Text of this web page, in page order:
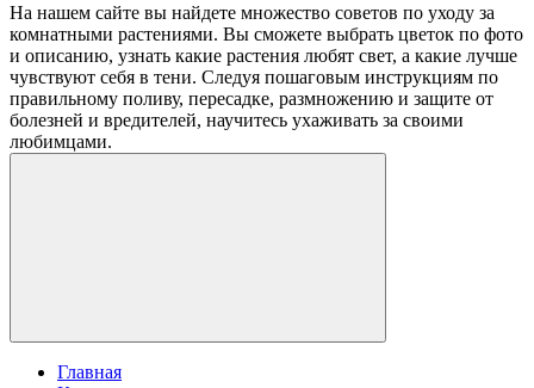
На нашем сайте вы найдете множество советов по уходу за
комнатными растениями. Вы сможете выбрать цветок по фото
и описанию, узнать какие растения любят свет, а какие лучше
чувствуют себя в тени. Следуя пошаговым инструкциям по
правильному поливу, пересадке, размножению и защите от
болезней и вредителей, научитесь ухаживать за своими
любимцами.
Главная